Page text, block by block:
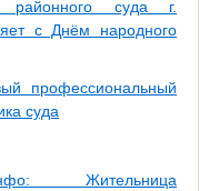
районного суда г.
с Днём народного
профессиональный
суда
Жительница